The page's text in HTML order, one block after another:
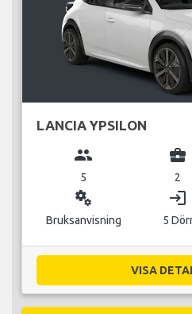
LANCIA YPSILON
group
5
business_center
2
miscellaneous_services
Bruksanvisning
login
5
VISA